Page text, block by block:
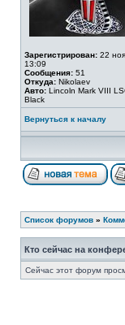
Зарегистрирован: 22
13:09
Сообщения: 51
Откуда: Nikolaev
Авто: Lincoln Mark VIII
Black
Вернуться к началу
Список форумов »
Кто сейчас на
Сейчас этот форум